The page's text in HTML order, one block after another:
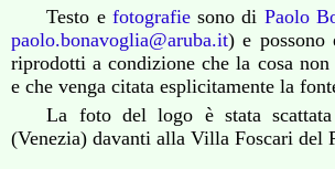
Testo e fotografiesono di Paolo
paolo.bonavoglia@aruba.it) e possono
riprodotti a condizione che la cosa
e che venga citata esplicitamente la
La foto del logo è stata
(Venezia) davanti alla Villa Foscari del